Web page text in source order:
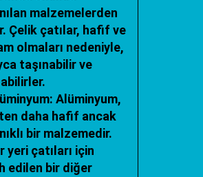
malzemelerden
Çelik çatılar, hafif ve
olmaları nedeniyle,
taşınabilir ve
Alüminyum,
daha hafif ancak
bir malzemedir.
yeri çatıları için
edilen bir diğer